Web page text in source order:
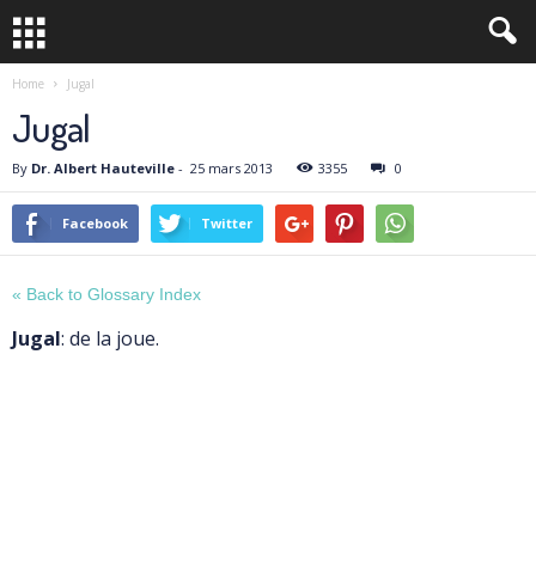
Home Jugal
Jugal
By Dr. Albert Hauteville - 25 mars 2013 3355 0
Facebook Twitter
« Back to Glossary Index
Jugal: de la joue.